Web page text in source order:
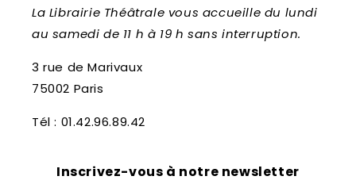
La Librairie Théâtrale vous accueille du lundi
au samedi de 11 h à 19 h sans interruption.
3 rue de Marivaux
75002 Paris
Tél : 01.42.96.89.42
Inscrivez-vous à notre newsletter